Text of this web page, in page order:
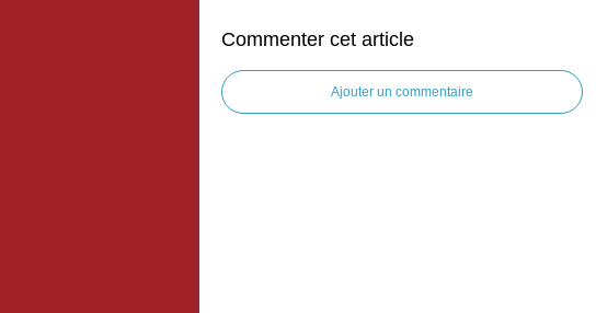
Commenter cet article
Ajouter un commentaire